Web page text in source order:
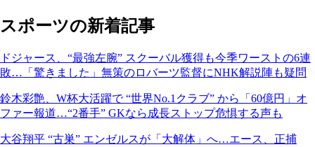
スポーツの新着記事
ドジャース、“最強左腕” スクーバル獲得も今季ワーストの6連
敗…「驚きました」無策のロバーツ監督にNHK解説陣も疑問
鈴木彩艶、W杯大活躍で “世界No.1クラブ” から「60億円」オ
ファー報道…“2番手” GKなら成長ストップ危惧する声も
大谷翔平 “古巣” エンゼルスが「大解体」へ…エース、正捕